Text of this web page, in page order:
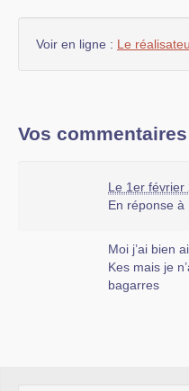
Voir en ligne : Le
Vos commentaires
Le 1er février
En réponse à
Moi j’ai bien
Kes mais je
bagarres